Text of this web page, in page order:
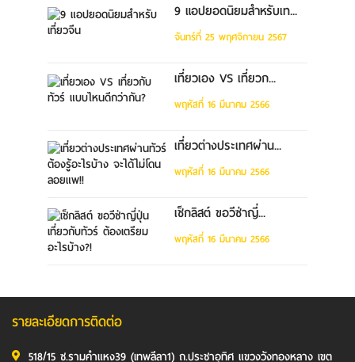
9 แอปยอดนิยมสำหรับเท...
จันทร์ที่ 25 พฤศจิกายน 2567
เที่ยวเอง VS เที่ยวก...
พฤหัสที่ 16 มีนาคม 2566
เที่ยวต่างประเทศผ่าน...
พฤหัสที่ 16 มีนาคม 2566
เช็กลิสต์ ขอวีซ่าญี่...
พฤหัสที่ 16 มีนาคม 2566
รายละเอียดการติดต่อ
518/15 ซ.รามคำแหง39 (เทพลีลา1) ถ.ประชาอุทิศ แขวงวังทองหลาง เขต